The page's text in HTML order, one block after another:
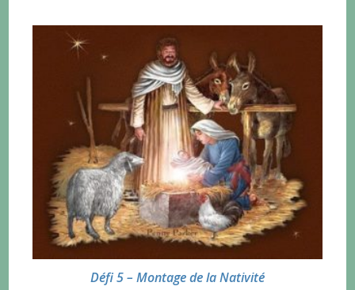
Défi 5 – Montage de la Nativité